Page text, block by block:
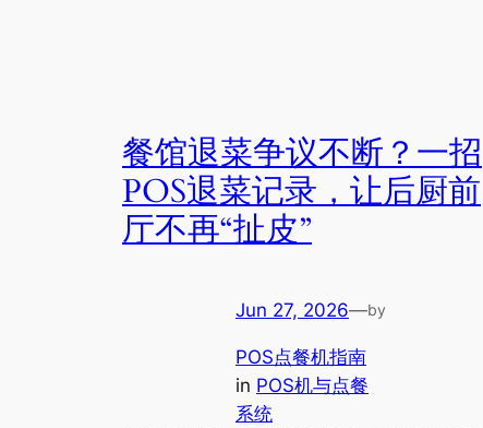
餐馆退菜争议不断？一招
POS退菜记录，让后厨前
厅不再“扯皮”
Jun 27, 2026—by
POS点餐机指南
in POS机与点餐
系统